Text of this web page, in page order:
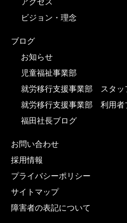
アクセス
ビジョン・理念
ブログ
お知らせ
児童福祉事業部
就労移行支援事業部 スタッ
就労移行支援事業部 利用者
福田社長ブログ
お問い合わせ
採用情報
プライバシーポリシー
サイトマップ
障害者の表記について